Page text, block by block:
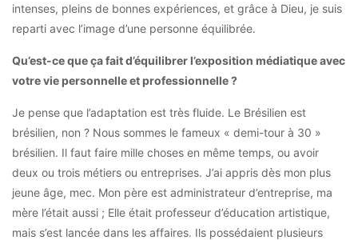
intenses, pleins de bonnes expériences, et grâce à Dieu, je suis
reparti avec l’image d’une personne équilibrée.
Qu’est-ce que ça fait d’équilibrer l’exposition médiatique avec
votre vie personnelle et professionnelle ?
Je pense que l’adaptation est très fluide. Le Brésilien est
brésilien, non ? Nous sommes le fameux « demi-tour à 30 »
brésilien. Il faut faire mille choses en même temps, ou avoir
deux ou trois métiers ou entreprises. J’ai appris dès mon plus
jeune âge, mec. Mon père est administrateur d’entreprise, ma
mère l’était aussi ; Elle était professeur d’éducation artistique,
mais s’est lancée dans les affaires. Ils possédaient plusieurs